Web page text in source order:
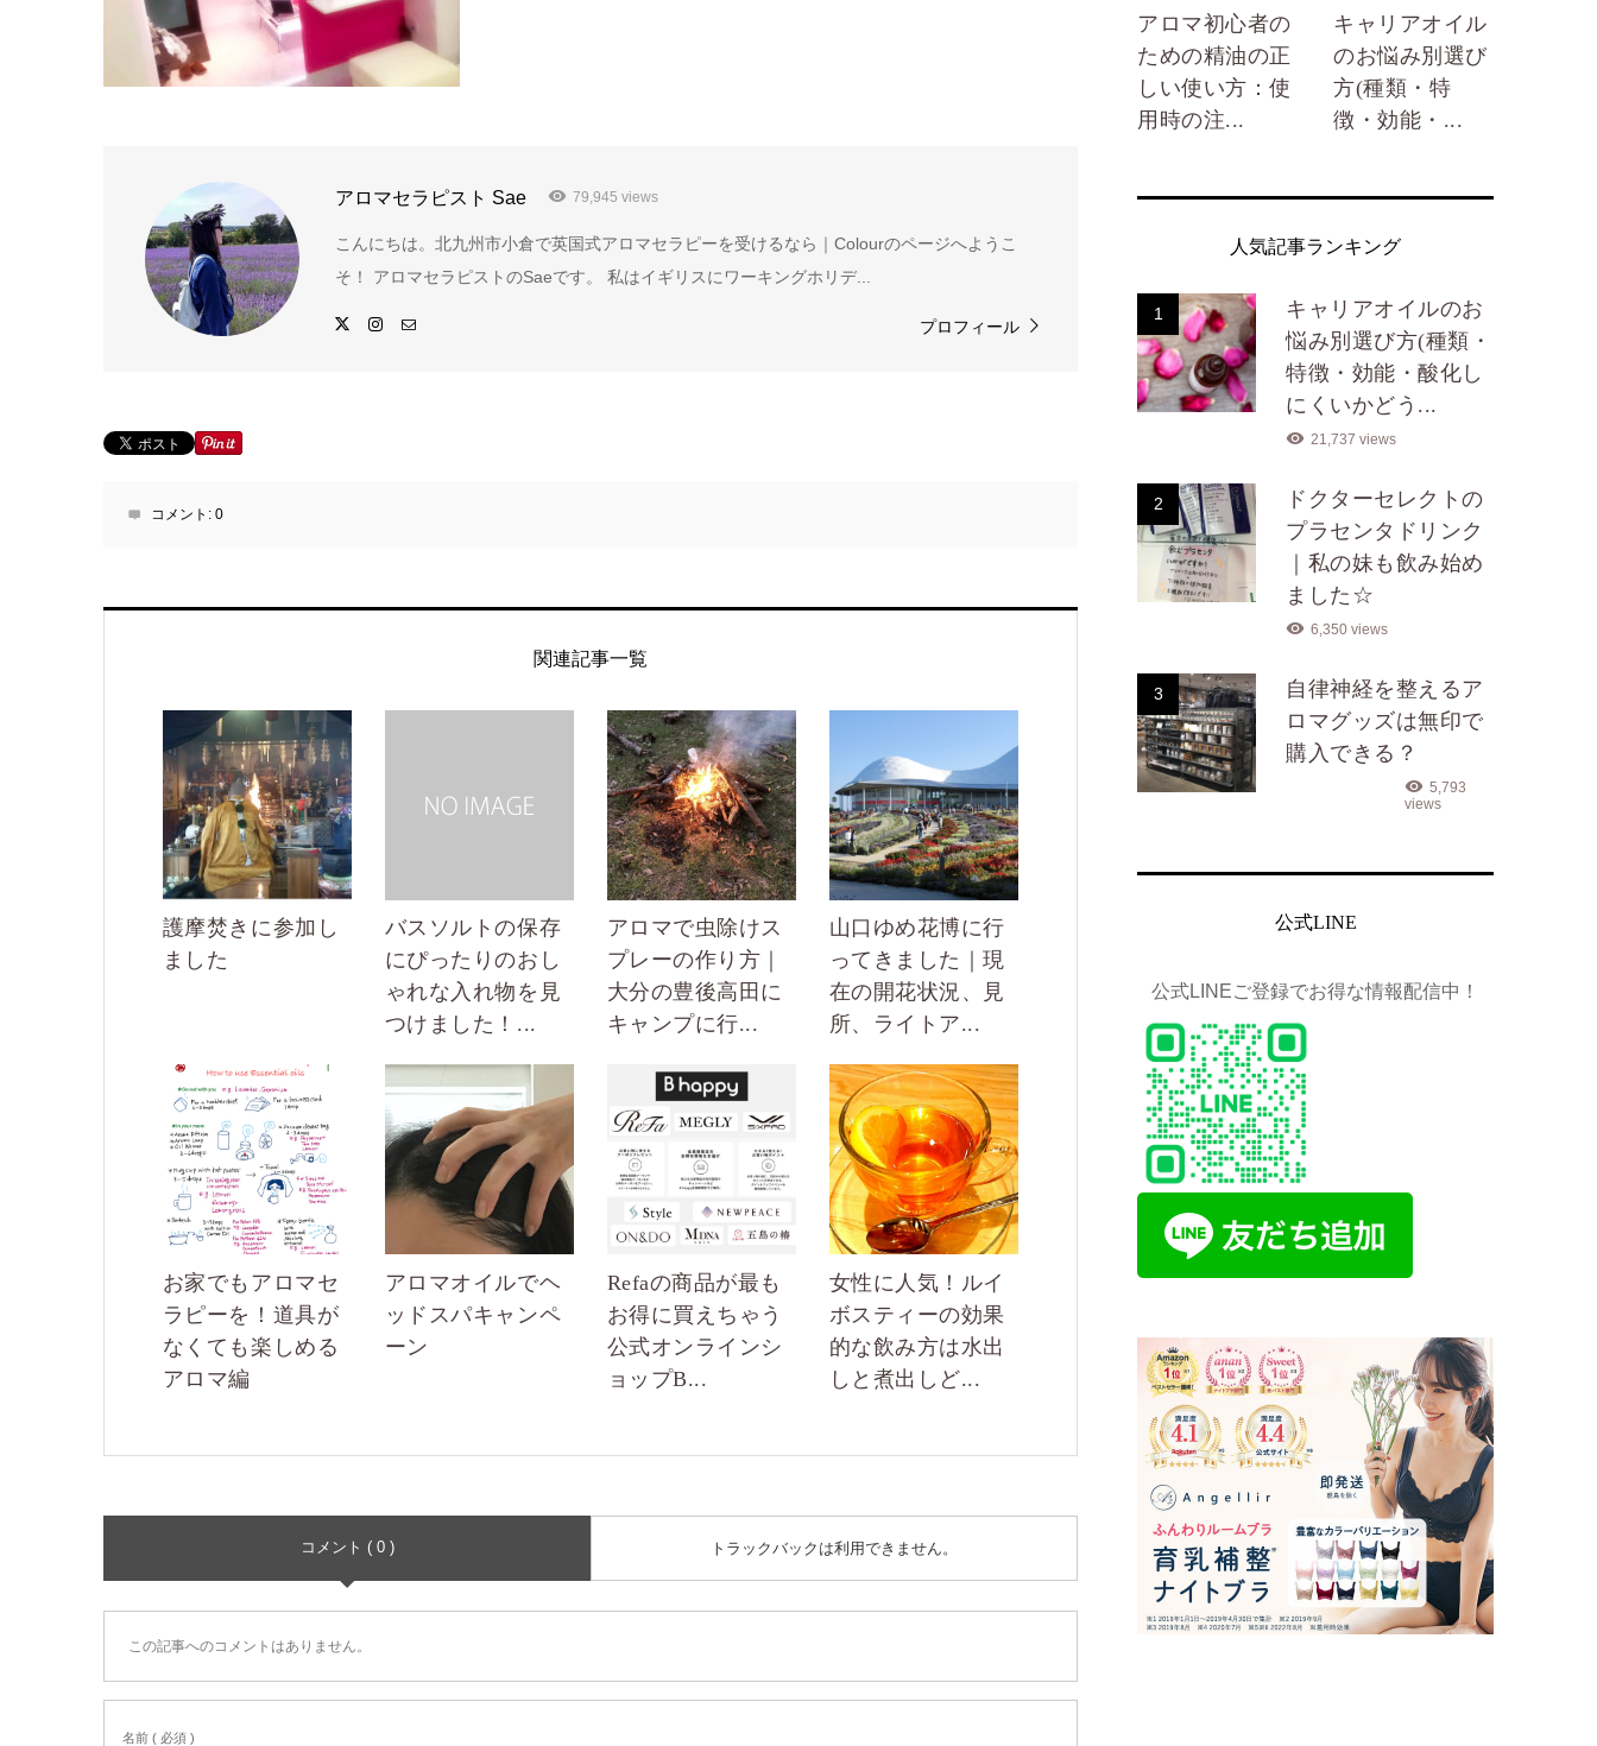
アロマセラピスト Sae 79,945 views
こんにちは。北九州市小倉で英国式アロマセラピーを受けるなら｜Colourのページへようこ
そ！ アロマセラピストのSaeです。 私はイギリスにワーキングホリデ...
プロフィール
コメント: 0
関連記事一覧
護摩焚きに参加し
ました
バスソルトの保存
にぴったりのおし
ゃれな入れ物を見
つけました！...
アロマで虫除けス
プレーの作り方｜
大分の豊後高田に
キャンプに行...
山口ゆめ花博に行
ってきました｜現
在の開花状況、見
所、ライトア...
お家でもアロマセ
ラピーを！道具が
なくても楽しめる
アロマ編
アロマオイルでヘ
ッドスパキャンペ
ーン
Refaの商品が最も
お得に買えちゃう
公式オンラインシ
ョップB...
女性に人気！ルイ
ボスティーの効果
的な飲み方は水出
しと煮出しど...
コメント ( 0 ) トラックバックは利用できません。
この記事へのコメントはありません。
名前 ( 必須 )
アロマ初心者の
ための精油の正
しい使い方：使
用時の注...
キャリアオイル
のお悩み別選び
方(種類・特
徴・効能・...
人気記事ランキング
1
キャリアオイルのお
悩み別選び方(種類・
特徴・効能・酸化し
にくいかどう...
21,737 views
2
ドクターセレクトの
プラセンタドリンク
｜私の妹も飲み始め
ました☆
6,350 views
3
自律神経を整えるア
ロマグッズは無印で
購入できる？
5,793
views
公式LINE
公式LINEご登録でお得な情報配信中！